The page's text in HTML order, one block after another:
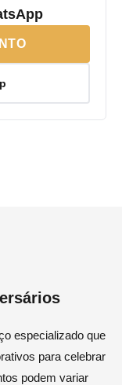
especializado que
para celebrar
podem variar